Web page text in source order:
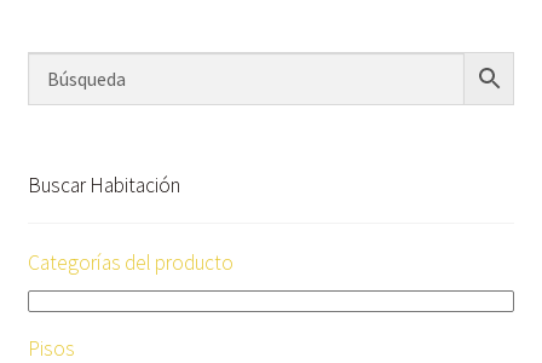
Buscar Habitación
Categorías del producto
Pisos